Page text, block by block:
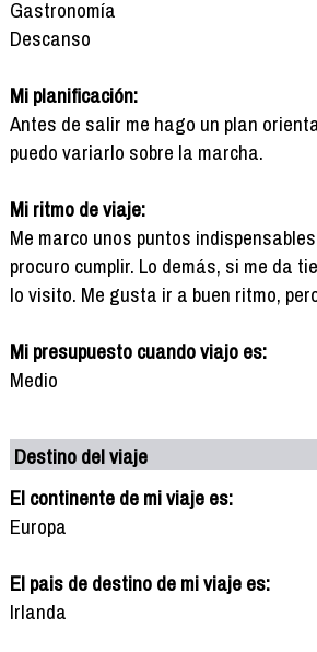
Gastronomía
Descanso
Mi planificación:
Antes de salir me hago un plan
puedo variarlo sobre la marcha.
Mi ritmo de viaje:
Me marco unos puntos
procuro cumplir. Lo demás, si me da
lo visito. Me gusta ir a buen ritmo,
Mi presupuesto cuando viajo es:
Medio
Destino del viaje
El continente de mi viaje es:
Europa
El pais de destino de mi viaje es:
Irlanda